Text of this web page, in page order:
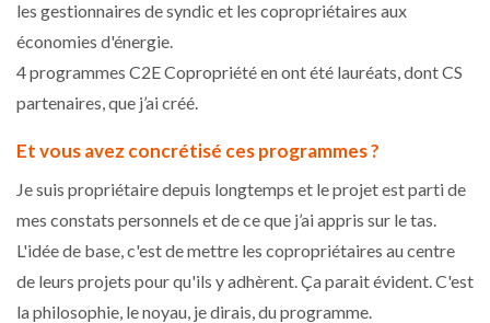
les gestionnaires de syndic et les copropriétaires aux
économies d'énergie.
4 programmes C2E Copropriété en ont été lauréats, dont CS
partenaires, que j’ai créé.
Et vous avez concrétisé ces programmes ?
Je suis propriétaire depuis longtemps et le projet est parti de
mes constats personnels et de ce que j’ai appris sur le tas.
L'idée de base, c'est de mettre les copropriétaires au centre
de leurs projets pour qu'ils y adhèrent. Ça parait évident. C'est
la philosophie, le noyau, je dirais, du programme.